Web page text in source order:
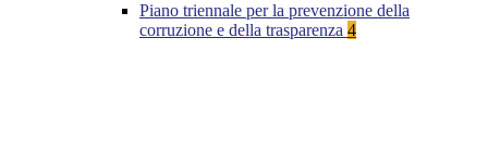
Piano triennale per la prevenzione della
corruzione e della trasparenza 4